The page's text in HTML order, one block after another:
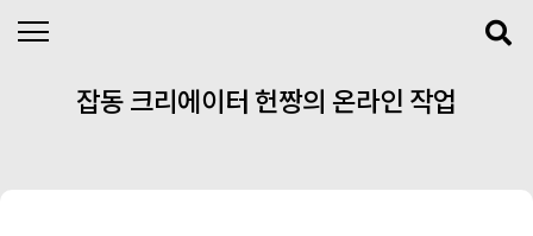
잡동 크리에이터 헌짱의 온라인 작업